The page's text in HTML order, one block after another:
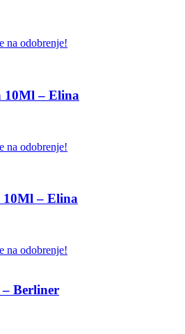
na odobrenje!
10Ml – Elina
na odobrenje!
10Ml – Elina
na odobrenje!
Berliner